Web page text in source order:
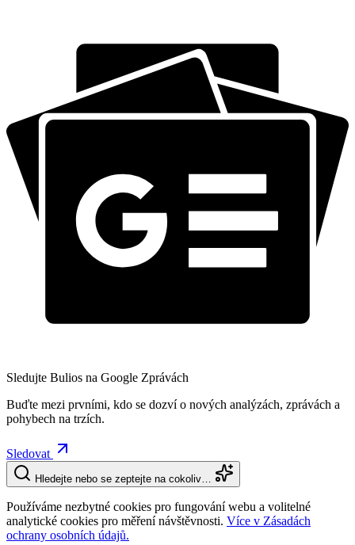
Sledujte Bulios na Google Zprávách
Buďte mezi prvními, kdo se dozví o nových analýzách, zprávách a
pohybech na trzích.
Sledovat
Hledejte nebo se zeptejte na cokoliv…
Používáme nezbytné cookies pro fungování webu a volitelné
analytické cookies pro měření návštěvnosti. Více v Zásadách
ochrany osobních údajů.